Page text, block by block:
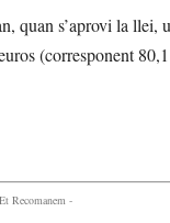
quan s’aprovi la
(corresponent
Recomanem -